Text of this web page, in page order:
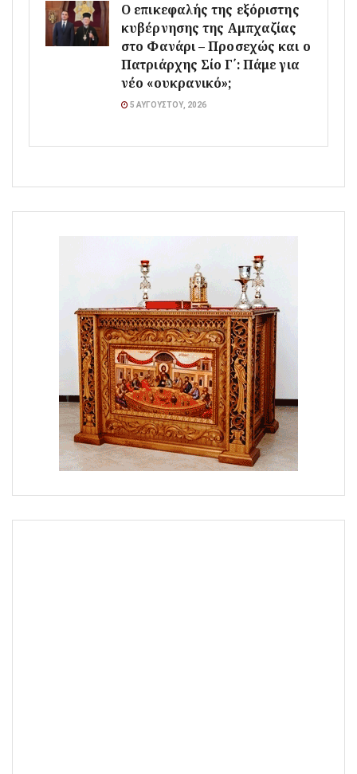
Ο επικεφαλής της εξόριστης
κυβέρνησης της Αμπχαζίας
στο Φανάρι – Προσεχώς και ο
Πατριάρχης Σίο Γ΄: Πάμε για
νέο «ουκρανικό»;
5 ΑΥΓΟΎΣΤΟΥ, 2026